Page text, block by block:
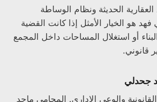
الحديثة ونظام الوساطة
فهد هو الخيار الأمثل إذا كانت القضية
أو استغلال المساحات داخل المجمع
قانوني.
والوعي الإداري. المحامي ماجد